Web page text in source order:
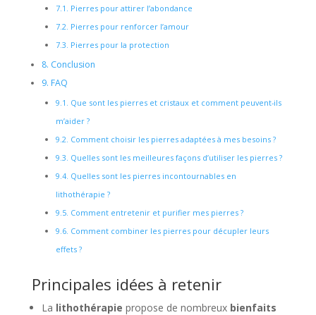
7.1. Pierres pour attirer l’abondance
7.2. Pierres pour renforcer l’amour
7.3. Pierres pour la protection
8. Conclusion
9. FAQ
9.1. Que sont les pierres et cristaux et comment peuvent-ils
m’aider ?
9.2. Comment choisir les pierres adaptées à mes besoins ?
9.3. Quelles sont les meilleures façons d’utiliser les pierres ?
9.4. Quelles sont les pierres incontournables en
lithothérapie ?
9.5. Comment entretenir et purifier mes pierres ?
9.6. Comment combiner les pierres pour décupler leurs
effets ?
Principales idées à retenir
La lithothérapie propose de nombreux bienfaits